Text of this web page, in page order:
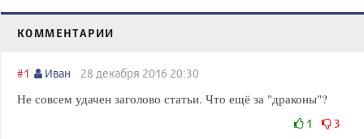
КОММЕНТАРИИ
#1 Иван 28 декабря 2016 20:30
Не совсем удачен заголово статьи. Что ещё за "драконы"?
1 3